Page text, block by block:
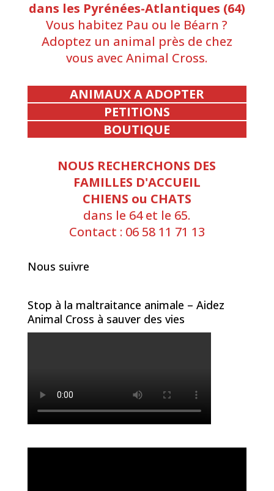
dans les Pyrénées-Atlantiques (64)
Vous habitez Pau ou le Béarn ?
Adoptez un animal près de chez
vous avec Animal Cross.
ANIMAUX A ADOPTER
PETITIONS
BOUTIQUE
NOUS RECHERCHONS DES
FAMILLES D'ACCUEIL
CHIENS ou CHATS
dans le 64 et le 65.
Contact : 06 58 11 71 13
Nous suivre
Stop à la maltraitance animale – Aidez
Animal Cross à sauver des vies